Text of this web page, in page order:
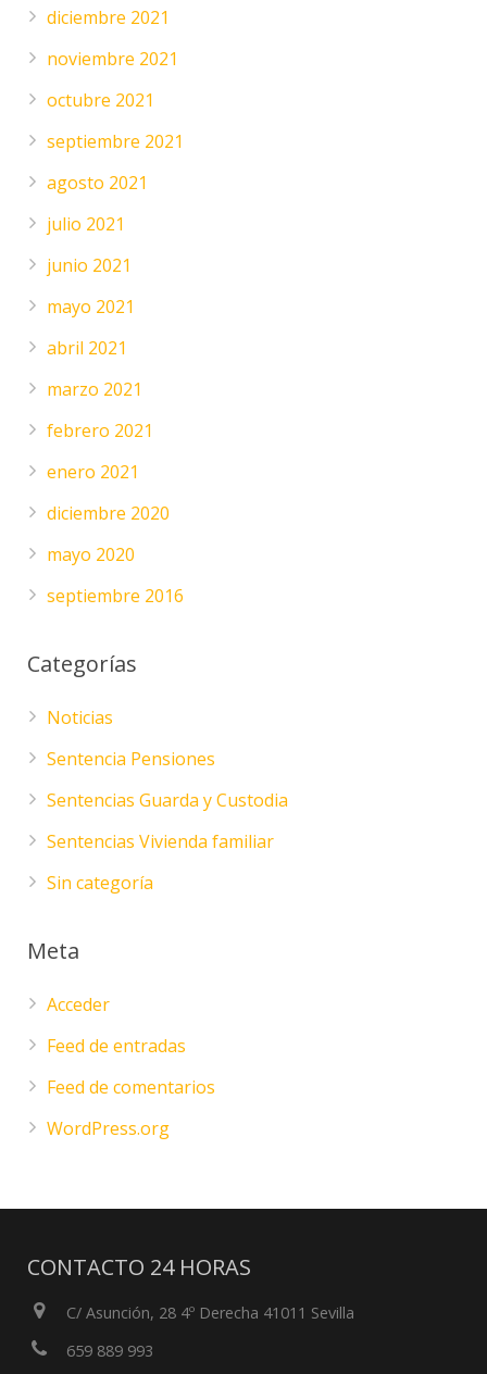
diciembre 2021
noviembre 2021
octubre 2021
septiembre 2021
agosto 2021
julio 2021
junio 2021
mayo 2021
abril 2021
marzo 2021
febrero 2021
enero 2021
diciembre 2020
mayo 2020
septiembre 2016
Categorías
Noticias
Sentencia Pensiones
Sentencias Guarda y Custodia
Sentencias Vivienda familiar
Sin categoría
Meta
Acceder
Feed de entradas
Feed de comentarios
WordPress.org
CONTACTO 24 HORAS
C/ Asunción, 28 4º Derecha 41011 Sevilla
659 889 993